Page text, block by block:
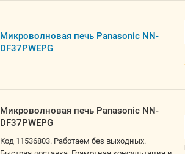
Микроволновая печь Panasonic NN-
DF37PWEPG
Микроволновая печь Panasonic NN-
DF37PWEPG
Код 11536803. Работаем без выходных.